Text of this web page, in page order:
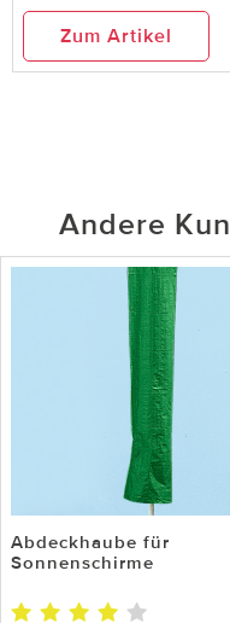
Zum Artikel
Andere
Abdeckhaube für
Sonnenschirme